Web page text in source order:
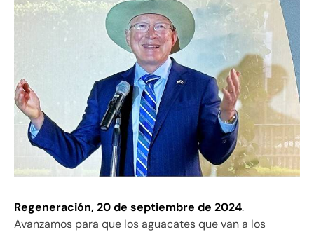
Regeneración, 20 de septiembre de 2024.
Avanzamos para que los aguacates que van a los